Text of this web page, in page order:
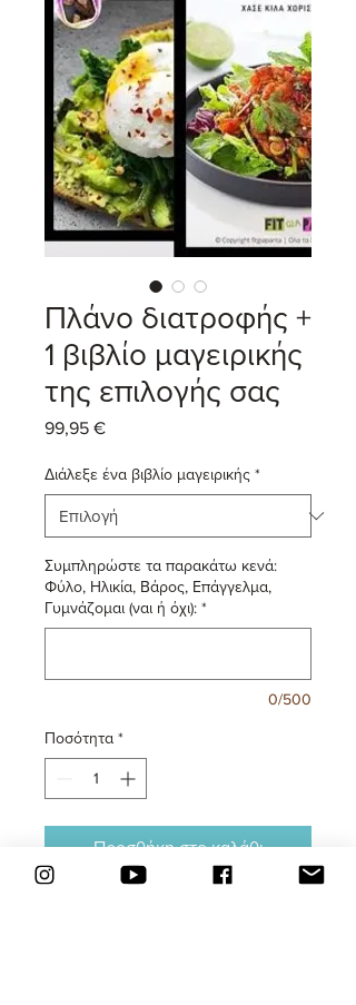
Πλάνο διατροφής +
1 βιβλίο μαγειρικής
της επιλογής σας
99,95 €Τιμή
Διάλεξε ένα βιβλίο μαγειρικής *
Συμπληρώστε τα παρακάτω κενά:
Φύλο, Ηλικία, Βάρος, Επάγγελμα,
Γυμνάζομαι (ναι ή όχι): *
0/500
Ποσότητα *
Προσθήκη στο καλάθι